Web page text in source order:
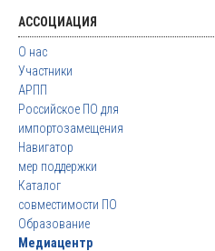
АССОЦИАЦИЯ
О нас
Участники
АРПП
Российское ПО для
импортозамещения
Навигатор
мер поддержки
Каталог
совместимости ПО
Образование
Медиацентр